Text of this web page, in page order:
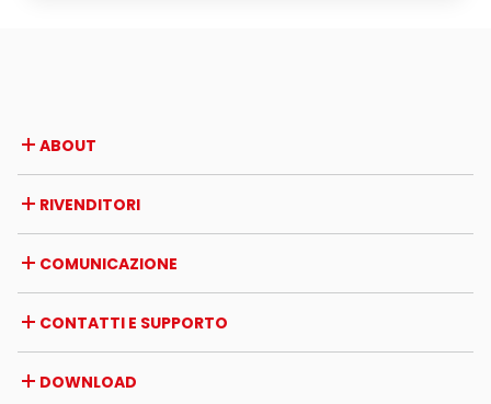
ABOUT
Premi e riconoscimenti
Opportunità di lavoro
Certificazioni
RIVENDITORI
Estero
Iniziative dei rivenditori
COMUNICAZIONE
News
Rassegna stampa
CONTATTI E SUPPORTO
Garanzia
DOWNLOAD